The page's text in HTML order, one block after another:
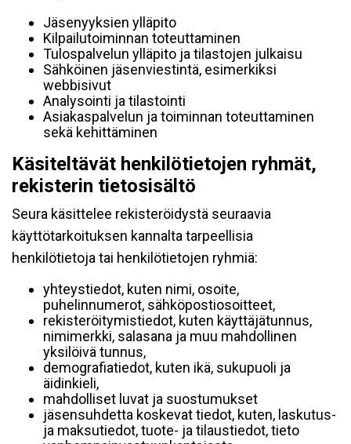
Jäsenyyksien ylläpito
Kilpailutoiminnan toteuttaminen
Tulospalvelun ylläpito ja tilastojen julkaisu
Sähköinen jäsenviestintä, esimerkiksi
webbisivut
Analysointi ja tilastointi
Asiakaspalvelun ja toiminnan toteuttaminen
sekä kehittäminen
Käsiteltävät henkilötietojen ryhmät,
rekisterin tietosisältö
Seura käsittelee rekisteröidystä seuraavia
käyttötarkoituksen kannalta tarpeellisia
henkilötietoja tai henkilötietojen ryhmiä:
yhteystiedot, kuten nimi, osoite,
puhelinnumerot, sähköpostiosoitteet,
rekisteröitymistiedot, kuten käyttäjätunnus,
nimimerkki, salasana ja muu mahdollinen
yksilöivä tunnus,
demografiatiedot, kuten ikä, sukupuoli ja
äidinkieli,
mahdolliset luvat ja suostumukset
jäsensuhdetta koskevat tiedot, kuten, laskutus-
ja maksutiedot, tuote- ja tilaustiedot, tieto